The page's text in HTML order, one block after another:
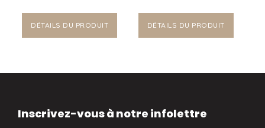
DÉTAILS DU PRODUIT DÉTAILS DU PRODUIT
Inscrivez-vous à notre infolettre